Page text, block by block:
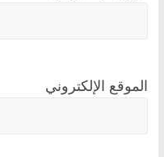
الموقع الإلكتروني